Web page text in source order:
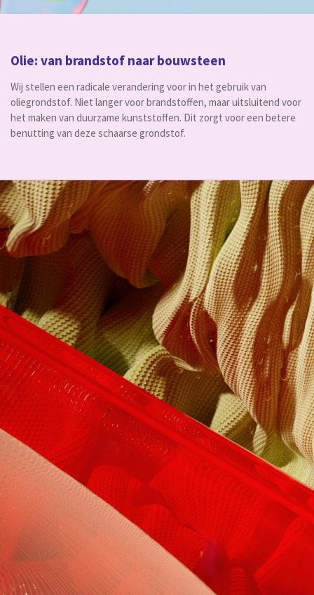
Olie: van brandstof naar bouwsteen
Wij stellen een radicale verandering voor in het gebruik van
oliegrondstof. Niet langer voor brandstoffen, maar uitsluitend voor
het maken van duurzame kunststoffen. Dit zorgt voor een betere
benutting van deze schaarse grondstof.